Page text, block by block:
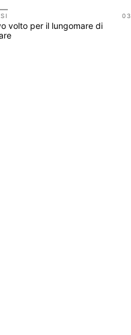
03
volto per il lungomare di